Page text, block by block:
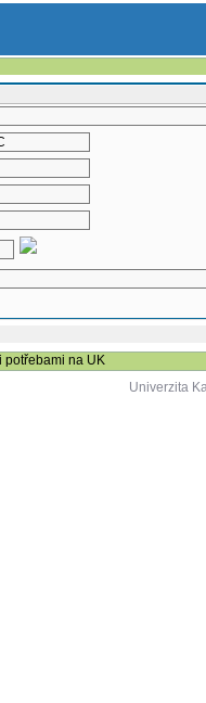
potřebami na UK
Univerzita